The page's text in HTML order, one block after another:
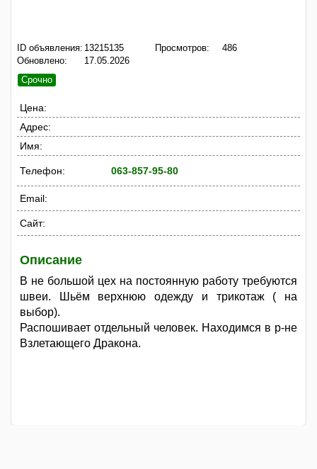
ID объявления: 13215135
Обновлено:
17.05.2026
Просмотров: 486
Срочно
Цена:
Адрес:
Имя:
Телефон: 063-857-95-80
Email:
Сайт:
Описание
В не большой цех на постоянную работу требуются
швеи. Шьём верхнюю одежду и трикотаж ( на
выбор).
Распошивает отдельный человек. Находимся в р-не
Взлетающего Дракона.